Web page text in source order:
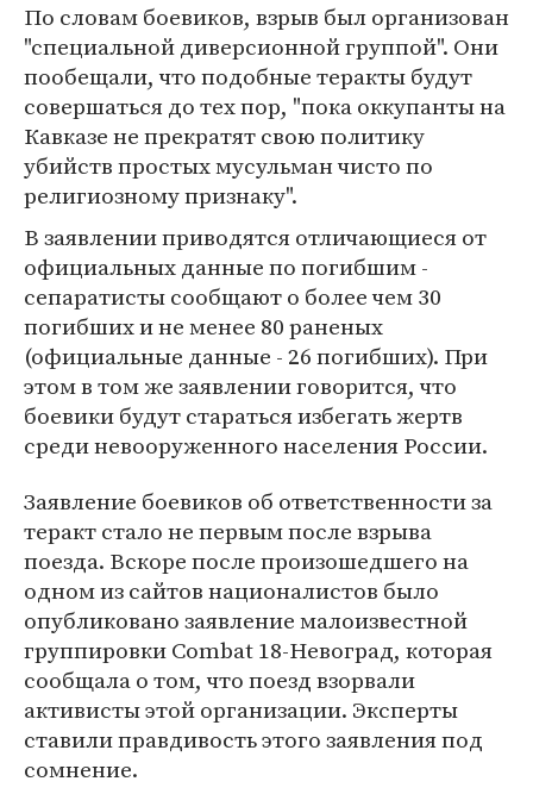
По словам боевиков, взрыв был организован
"специальной диверсионной группой". Они
пообещали, что подобные теракты будут
совершаться до тех пор, "пока оккупанты на
Кавказе не прекратят свою политику
убийств простых мусульман чисто по
религиозному признаку".
В заявлении приводятся отличающиеся от
официальных данные по погибшим -
сепаратисты сообщают о более чем 30
погибших и не менее 80 раненых
(официальные данные - 26 погибших). При
этом в том же заявлении говорится, что
боевики будут стараться избегать жертв
среди невооруженного населения России.
Заявление боевиков об ответственности за
теракт стало не первым после взрыва
поезда. Вскоре после произошедшего на
одном из сайтов националистов было
опубликовано заявление малоизвестной
группировки Combat 18-Невоград, которая
сообщала о том, что поезд взорвали
активисты этой организации. Эксперты
ставили правдивость этого заявления под
сомнение.